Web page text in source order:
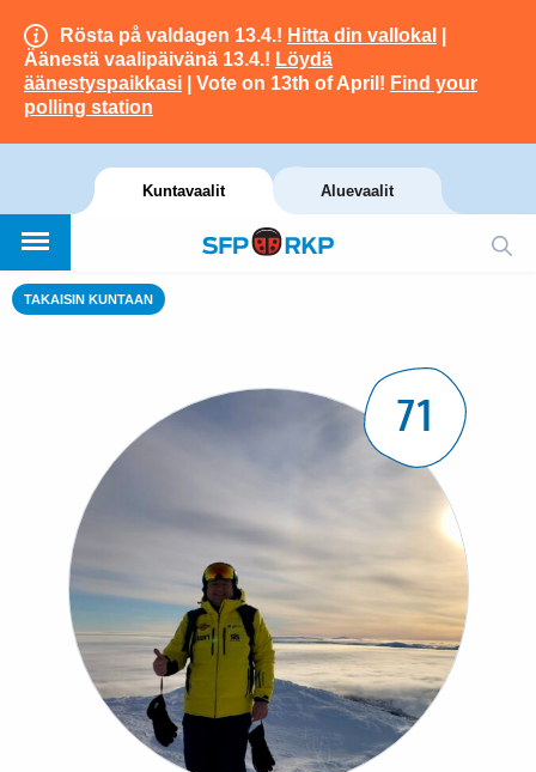
Rösta på valdagen 13.4.! Hitta din vallokal
Äänestä vaalipäivänä 13.4.! Löydä
äänestyspaikkasi | Vote on 13th of April! Find your
polling station
Kuntavaalit Aluevaalit
TAKAISIN KUNTAAN
71